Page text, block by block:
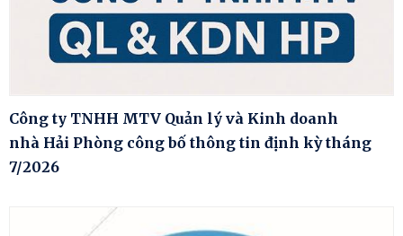
Công ty TNHH MTV Quản lý và Kinh doanh
nhà Hải Phòng công bố thông tin định kỳ tháng
7/2026